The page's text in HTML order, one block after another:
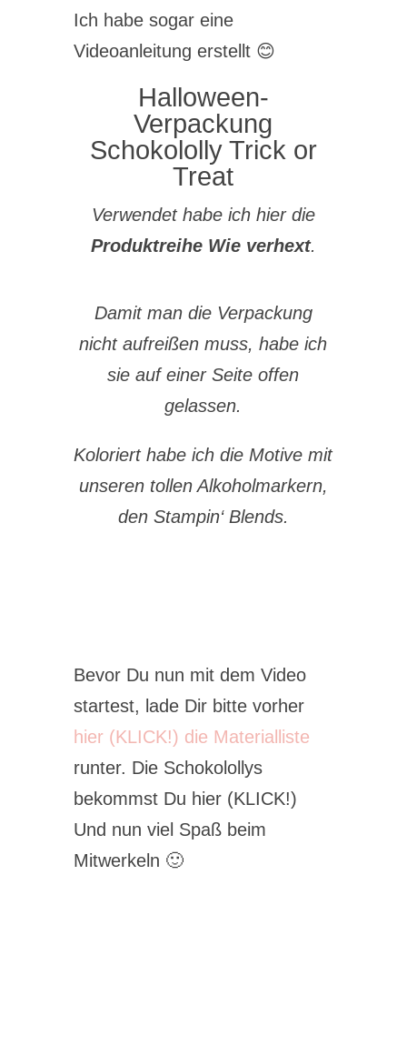
Ich habe sogar eine
Videoanleitung erstellt 😊
Halloween-
Verpackung
Schokololly Trick or
Treat
Verwendet habe ich hier die
Produktreihe Wie verhext.
Damit man die Verpackung
nicht aufreißen muss, habe ich
sie auf einer Seite offen
gelassen.
Koloriert habe ich die Motive mit
unseren tollen Alkoholmarkern,
den Stampin‘ Blends.
Bevor Du nun mit dem Video
startest, lade Dir bitte vorher
hier (KLICK!) die Materialliste
runter. Die Schokolollys
bekommst Du hier (KLICK!)
Und nun viel Spaß beim
Mitwerkeln 🙂